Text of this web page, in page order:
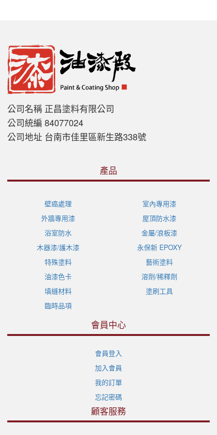
公司名稱 正昌塗料有限公司
公司統編 84077024
公司地址 台南市佳里區新生路338號
產品
壁癌處理
室內專用漆
外牆專用漆
屋頂防水漆
浴室防水
金屬/浪板漆
木器漆/護木漆
永保新 EPOXY
特殊塗料
藝術塗料
油漆色卡
溶劑/稀釋劑
填縫材料
塗刷工具
臨時品項
會員中心
會員登入
加入會員
我的訂單
忘記密碼
顧客服務